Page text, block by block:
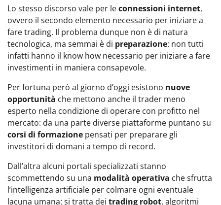
Lo stesso discorso vale per leconnessioni internet,
ovvero il secondo elemento necessario per iniziare a
fare trading. Il problema dunque non è di natura
tecnologica, ma semmai è di preparazione: non tutti
infatti hanno il know how necessario per iniziare a fare
investimenti in maniera consapevole.
Per fortuna però al giorno d’oggi esistono nuove
opportunità che mettono anche il trader meno
esperto nella condizione di operare con profitto nel
mercato: da una parte diverse piattaforme puntano su
corsi di formazione pensati per preparare gli
investitori di domani a tempo di record.
Dall’altra alcuni portali specializzati stanno
scommettendo su una modalità operativa che sfrutta
l’intelligenza artificiale per colmare ogni eventuale
lacuna umana: si tratta dei trading robot, algoritmi